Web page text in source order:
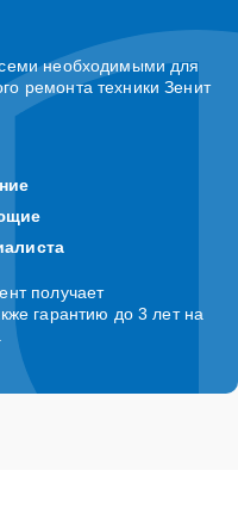
необходимыми для
ремонта техники Зенит
получает
гарантию до 3 лет на